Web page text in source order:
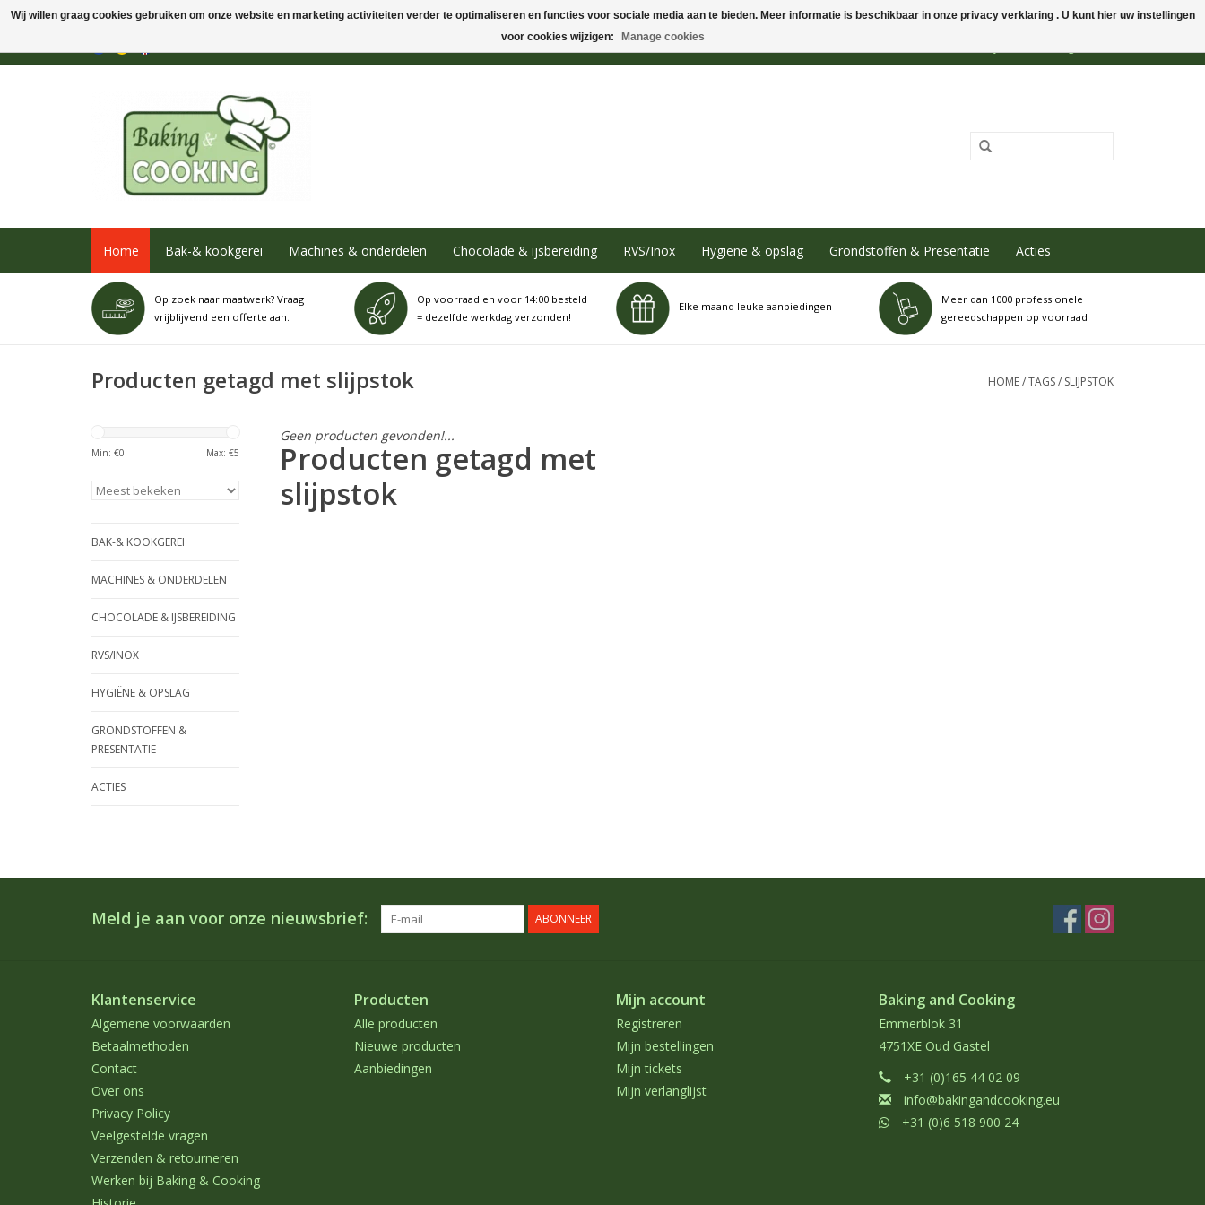
Home Bak-& kookgerei Machines & onderdelen Chocolade & ijsbereiding RVS/Inox Hygiëne & opslag Grondstoffen & Presentatie Acties
Op zoek naar maatwerk? Vraag
vrijblijvend een offerte aan.
Op voorraad en voor 14:00 besteld
= dezelfde werkdag verzonden!
Elke maand leuke aanbiedingen
Meer dan 1000 professionele
gereedschappen op voorraad
Producten getagd met slijpstok HOME/TAGS/ SLIJPSTOK
Min: €0 Max: €5
BAK-& KOOKGEREI
MACHINES & ONDERDELEN
CHOCOLADE & IJSBEREIDING
RVS/INOX
HYGIËNE & OPSLAG
GRONDSTOFFEN &
PRESENTATIE
ACTIES
Geen producten gevonden!...
Producten getagd met
slijpstok
Meld je aan voor onze nieuwsbrief: ABONNEER
Klantenservice
Algemene voorwaarden
Betaalmethoden
Contact
Over ons
Privacy Policy
Veelgestelde vragen
Verzenden & retourneren
Werken bij Baking & Cooking
Producten
Alle producten
Nieuwe producten
Aanbiedingen
Mijn account
Registreren
Mijn bestellingen
Mijn tickets
Mijn verlanglijst
Baking and Cooking
Emmerblok 31
4751XE Oud Gastel
+31 (0)165 44 02 09
info@bakingandcooking.eu
+31 (0)6 518 900 24
Wij willen graag cookies gebruiken om onze website en marketing activiteiten verder te optimaliseren en functies voor sociale media aan te bieden. Meer informatie is beschikbaar in onze privacy verklaring . U kunt hier uw instellingen
voor cookies wijzigen:
Manage cookies